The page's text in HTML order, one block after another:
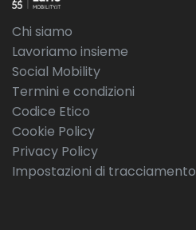
Chi siamo
Lavoriamo insieme
Social Mobility
Termini e condizioni
Codice Etico
Cookie Policy
Privacy Policy
Impostazioni di tracciamento